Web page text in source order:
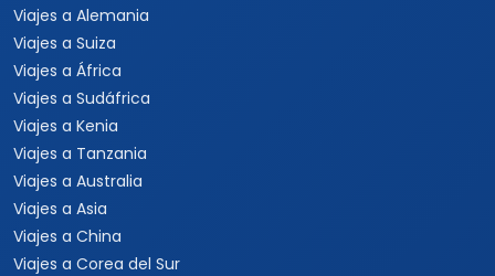
Viajes a Alemania
Viajes a Suiza
Viajes a África
Viajes a Sudáfrica
Viajes a Kenia
Viajes a Tanzania
Viajes a Australia
Viajes a Asia
Viajes a China
Viajes a Corea del Sur